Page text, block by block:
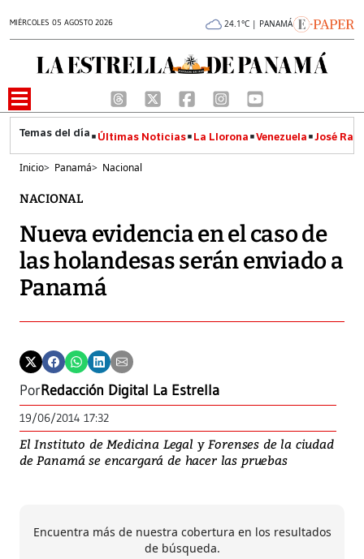
MIÉRCOLES 05 AGOSTO 2026 24.1°C | PANAMÁ
Últimas Noticias La Llorona Venezuela José
Inicio> Panamá> Nacional
NACIONAL
Nueva evidencia en el caso de
las holandesas serán enviado a
Panamá
PorRedacción Digital La Estrella
19/06/2014 17:32
El Instituto de Medicina Legal y Forenses de la ciudad
de Panamá se encargará de hacer las pruebas
Encuentra más de nuestra cobertura en los resultados
de búsqueda.